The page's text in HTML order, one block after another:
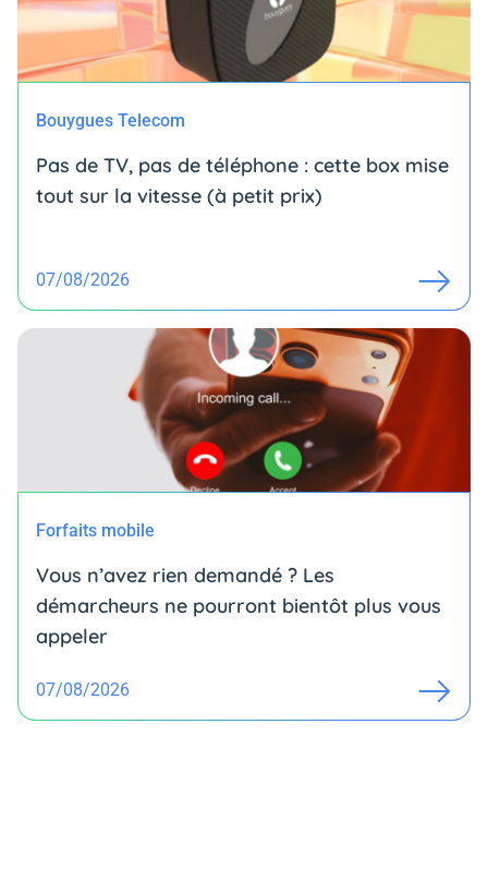
Bouygues Telecom
Pas de TV, pas de téléphone : cette box mise
tout sur la vitesse (à petit prix)
07/08/2026
Forfaits mobile
Vous n’avez rien demandé ? Les
démarcheurs ne pourront bientôt plus vous
appeler
07/08/2026